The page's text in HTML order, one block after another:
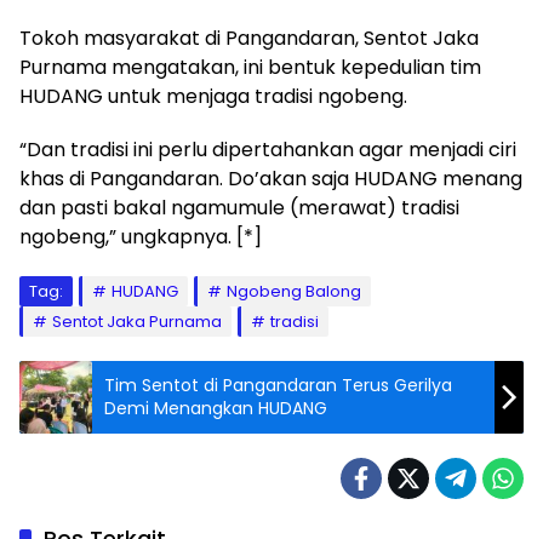
Tokoh masyarakat di Pangandaran, Sentot Jaka
Purnama mengatakan, ini bentuk kepedulian tim
HUDANG untuk menjaga tradisi ngobeng.
“Dan tradisi ini perlu dipertahankan agar menjadi ciri
khas di Pangandaran. Do’akan saja HUDANG menang
dan pasti bakal ngamumule (merawat) tradisi
ngobeng,” ungkapnya. [*]
Tag: HUDANG
Ngobeng Balong
Sentot Jaka Purnama
tradisi
Tim Sentot di Pangandaran Terus Gerilya
Demi Menangkan HUDANG